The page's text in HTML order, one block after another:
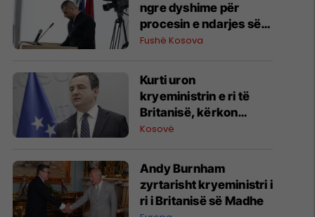
ngre dyshime për
procesin e ndarjes së
bursave në Fushë
Fushë Kosova
Kurti uron
kryeministrin e ri të
Britanisë, kërkon
forcimin e
FSK-së dhe ushtrisë
britanike
Kosovë
Andy Burnham
zyrtarisht kryeministri i
ri i Britanisë së Madhe